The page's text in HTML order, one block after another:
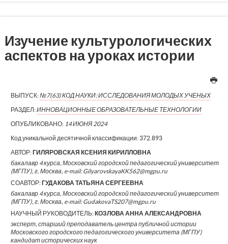
Изучение культурологических
аспектов на уроках истории
ВЫПУСК:№7(63) КОД НАУКИ: ИССЛЕДОВАНИЯ МОЛОДЫХ УЧЕНЫХ
РАЗДЕЛ:ИННОВАЦИОННЫЕ ОБРАЗОВАТЕЛЬНЫЕ ТЕХНОЛОГИИ
ОПУБЛИКОВАНО: 14 ИЮНЯ 2024
Код уникальной десятичной классификации: 372.893
АВТОР:ГИЛЯРОВСКАЯ КСЕНИЯ КИРИЛЛОВНА
бакалавр 4 курса, Московский городской педагогический университет
(МГПУ), г. Москва, e-mail: GilyarovskayaKK562@mgpu.ru
СОАВТОР:ГУДАКОВА ТАТЬЯНА СЕРГЕЕВНА
бакалавр 4 курса, Московский городской педагогический университет
(МГПУ), г. Москва, e-mail: GudakovaTS207@mgpu.ru
НАУЧНЫЙ РУКОВОДИТЕЛЬ:КОЗЛОВА АННА АЛЕКСАНДРОВНА
эксперт, старший преподаватель центра публичной истории
Московского городского педагогического университета (МГПУ)
кандидат исторических наук